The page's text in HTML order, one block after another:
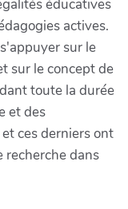
éducatives
actives.
sur le
sur le concept de
toute la durée
et des
ces derniers ont
recherche dans